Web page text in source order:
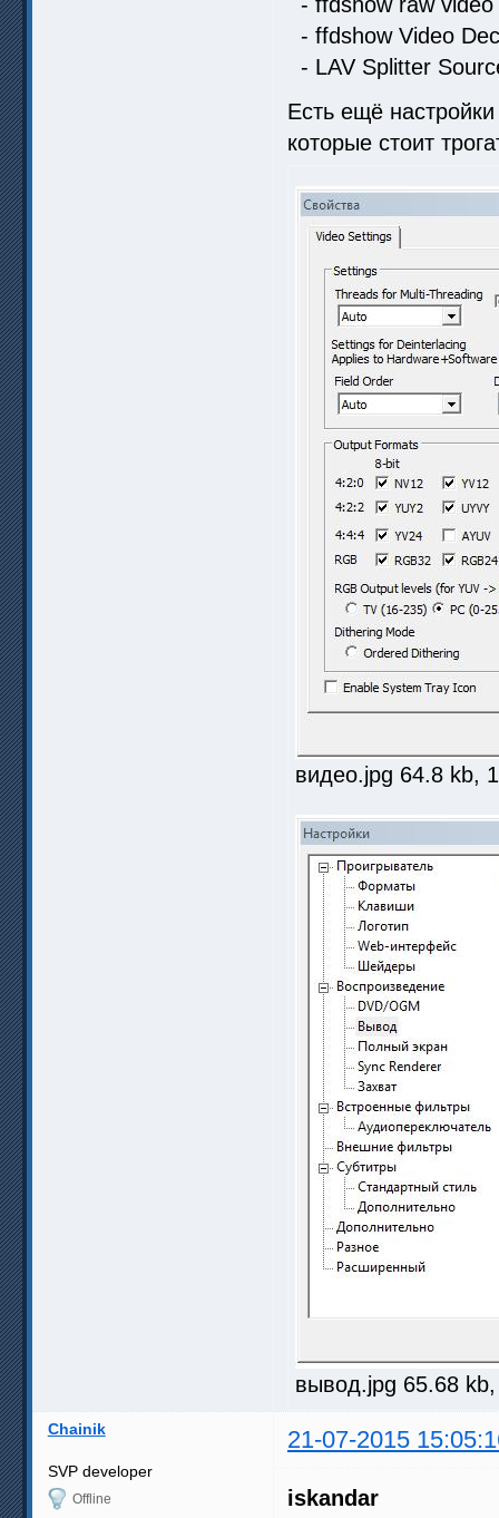
- ffdshow Video
- LAV Splitter
Есть ещё
которые стоит
видео.jpg 64.8 kb,
вывод.jpg 65.68
Chainik 21-07-2015
SVP developer
Offline
iskandar